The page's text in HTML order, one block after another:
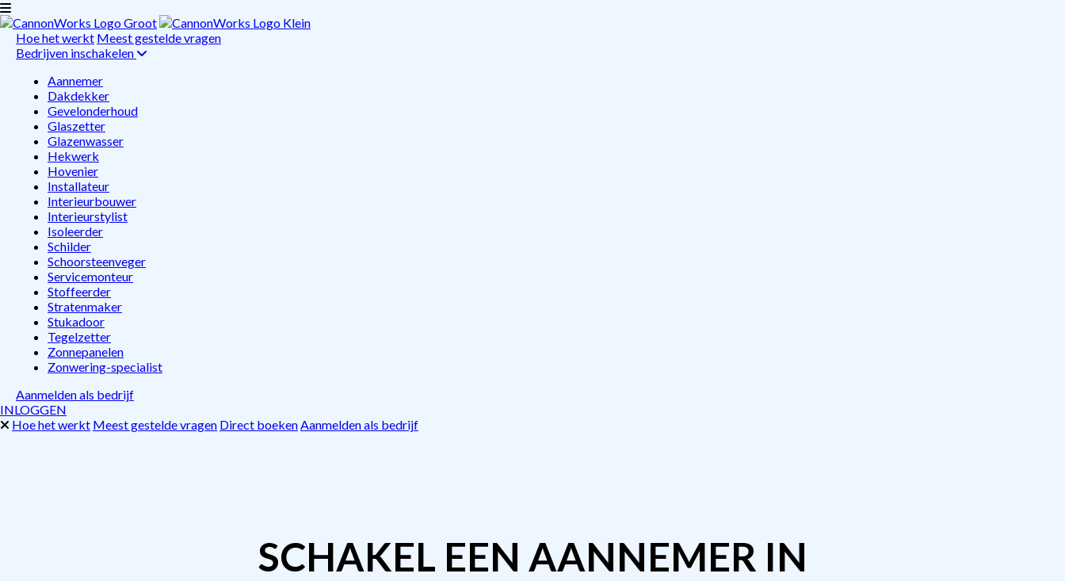
Hoe het werkt Meest gestelde vragen
Bedrijven inschakelen
Aannemer
Dakdekker
Gevelonderhoud
Glaszetter
Glazenwasser
Hekwerk
Hovenier
Installateur
Interieurbouwer
Interieurstylist
Isoleerder
Schilder
Schoorsteenveger
Servicemonteur
Stoffeerder
Stratenmaker
Stukadoor
Tegelzetter
Zonnepanelen
Zonwering-specialist
Aanmelden als bedrijf
INLOGGEN
Hoe het werkt Meest gestelde vragen Direct boekenAanmelden als bedrijf
SCHAKEL EEN AANNEMER IN